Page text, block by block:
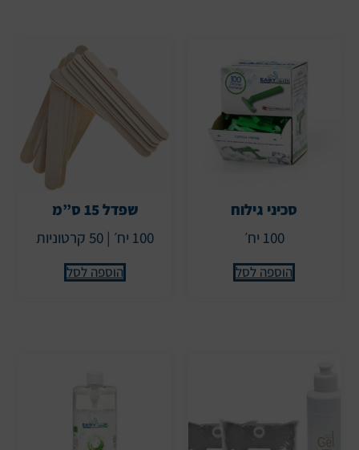
סכיני גילוח
100 יח׳
הוספה לסל
שפדל 15 ס”מ
100 יח׳ | 50 קרטוניות
הוספה לסל